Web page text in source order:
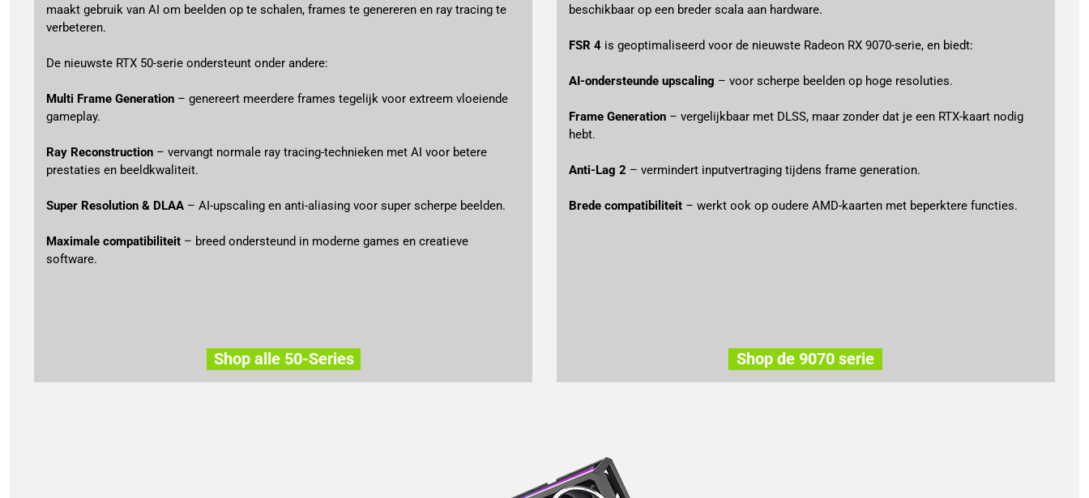
maakt gebruik van AI om beelden op te schalen, frames te genereren en ray tracing te
verbeteren.
De nieuwste RTX 50-serie ondersteunt onder andere:
Multi Frame Generation – genereert meerdere frames tegelijk voor extreem vloeiende
gameplay.
Ray Reconstruction – vervangt normale ray tracing-technieken met AI voor betere
prestaties en beeldkwaliteit.
Super Resolution & DLAA – AI-upscaling en anti-aliasing voor super scherpe beelden.
Maximale compatibiliteit – breed ondersteund in moderne games en creatieve
software.
Shop alle 50-Series
beschikbaar op een breder scala aan hardware.
FSR 4 is geoptimaliseerd voor de nieuwste Radeon RX 9070-serie, en biedt:
AI-ondersteunde upscaling – voor scherpe beelden op hoge resoluties.
Frame Generation – vergelijkbaar met DLSS, maar zonder dat je een RTX-kaart nodig
hebt.
Anti-Lag 2 – vermindert inputvertraging tijdens frame generation.
Brede compatibiliteit – werkt ook op oudere AMD-kaarten met beperktere functies.
Shop de 9070 serie